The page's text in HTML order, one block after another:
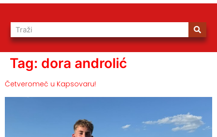
Tag: dora androlić
Četveromeč u Kapsovaru!